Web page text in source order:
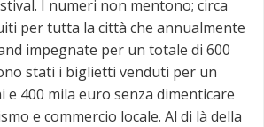
I numeri non mentono; circa
per tutta la città che annualmente
impegnate per un totale di 600
stati i biglietti venduti per un
e 400 mila euro senza dimenticare
e commercio locale. Al di là della